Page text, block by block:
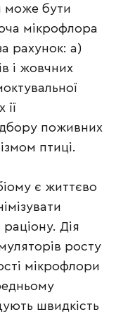
може бути
мікрофлора
рахунок: а)
і жовчних
поживних
птиці.
є життєво
Дія
росту
мікрофлори
швидкість